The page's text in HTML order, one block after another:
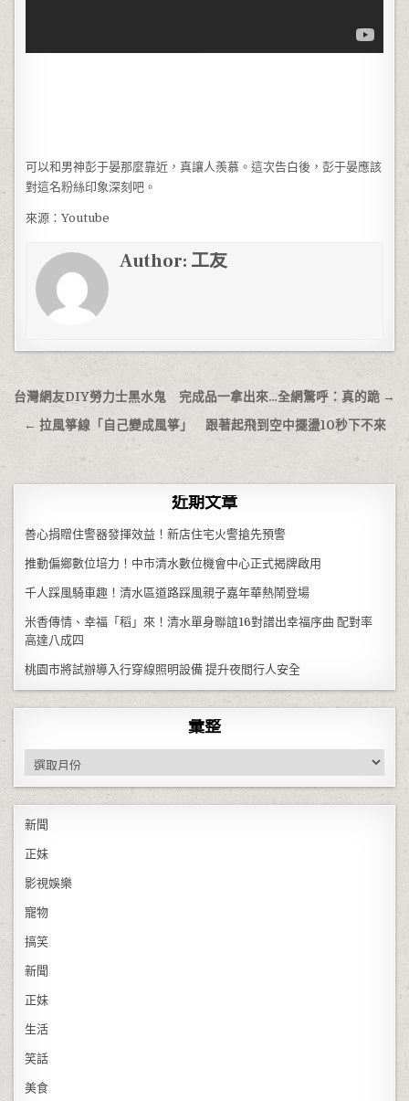
可以和男神彭于晏那麼靠近，真讓人羨慕。這次告白後，彭于晏應該
對這名粉絲印象深刻吧。
來源：Youtube
Author: 工友
文章導覽
台灣網友DIY勞力士黑水鬼 完成品一拿出來…全網驚呼：真的跪 →
← 拉風箏線「自己變成風箏」 跟著起飛到空中擺盪10秒下不來
近期文章
善心捐贈住警器發揮效益！新店住宅火警搶先預警
推動偏鄉數位培力！中市清水數位機會中心正式揭牌啟用
千人踩風騎車趣！清水區道路踩風親子嘉年華熱鬧登場
米香傳情、幸福「稻」來！清水單身聯誼16對譜出幸福序曲 配對率
高達八成四
桃園市將試辦導入行穿線照明設備 提升夜間行人安全
彙整
彙整
新聞
正妹
影視娛樂
寵物
搞笑
新聞
正妹
生活
笑話
美食